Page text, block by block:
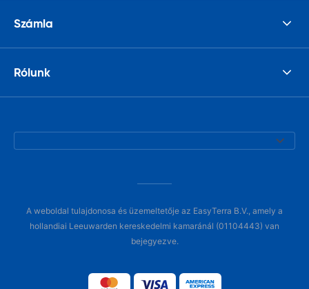
Számla
Rólunk
A weboldal tulajdonosa és üzemeltetője az EasyTerra B.V., amely a
hollandiai Leeuwarden kereskedelmi kamaránál (01104443) van
bejegyezve.